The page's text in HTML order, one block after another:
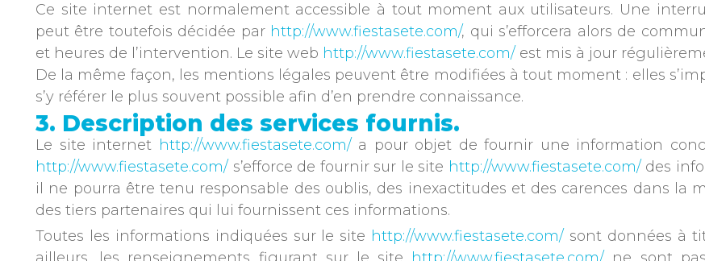
Ce site internet est normalement accessible à tout moment aux utilisateurs. Une
peut être toutefois décidée par http://www.fiestasete.com/, qui s’efforcera alors de
et heures de l’intervention. Le site web http://www.fiestasete.com/ est mis à jour
De la même façon, les mentions légales peuvent être modifiées à tout moment : elles
s’y référer le plus souvent possible afin d’en prendre connaissance.
3. Description des services fournis.
Le site internet http://www.fiestasete.com/a pour objet de fournir une information
http://www.fiestasete.com/ s’efforce de fournir sur le site http://www.fiestasete.com/des
il ne pourra être tenu responsable des oublis, des inexactitudes et des carences dans la
des tiers partenaires qui lui fournissent ces informations.
Toutes les informations indiquées sur le site http://www.fiestasete.com/ sont données à